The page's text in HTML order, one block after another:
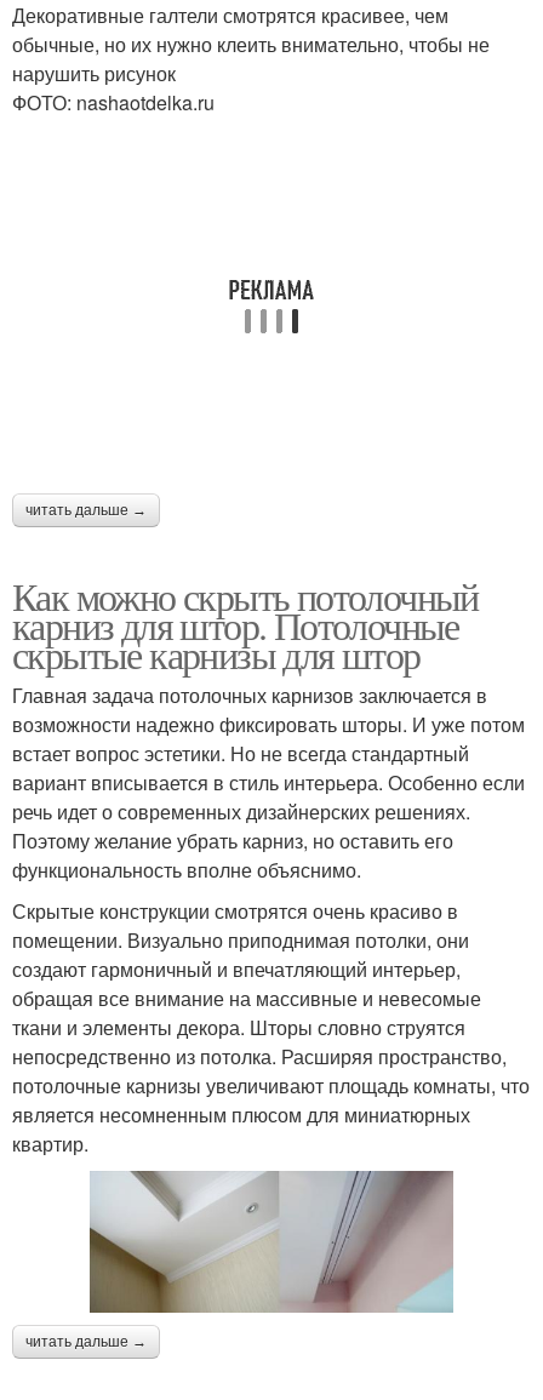
Плинтус с стуслом
Плинтус в углах
Декоративные галтели смотрятся красивее, чем
обычные, но их нужно клеить внимательно, чтобы не
нарушить рисунок
ФОТО: nashaotdelka.ru
читать дальше →
Как можно скрыть потолочный
карниз для штор. Потолочные
скрытые карнизы для штор
Главная задача потолочных карнизов заключается в
возможности надежно фиксировать шторы. И уже потом
встает вопрос эстетики. Но не всегда стандартный
вариант вписывается в стиль интерьера. Особенно если
речь идет о современных дизайнерских решениях.
Поэтому желание убрать карниз, но оставить его
функциональность вполне объяснимо.
Скрытые конструкции смотрятся очень красиво в
помещении. Визуально приподнимая потолки, они
создают гармоничный и впечатляющий интерьер,
обращая все внимание на массивные и невесомые
ткани и элементы декора. Шторы словно струятся
непосредственно из потолка. Расширяя пространство,
потолочные карнизы увеличивают площадь комнаты, что
является несомненным плюсом для миниатюрных
квартир.
читать дальше →